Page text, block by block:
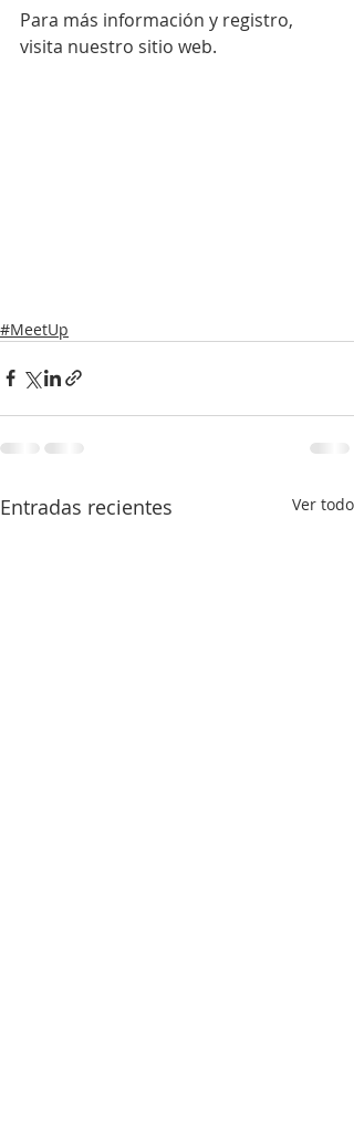
Para más información y registro,
visita nuestro sitio web.
#MeetUp
Entradas recientes Ver todo